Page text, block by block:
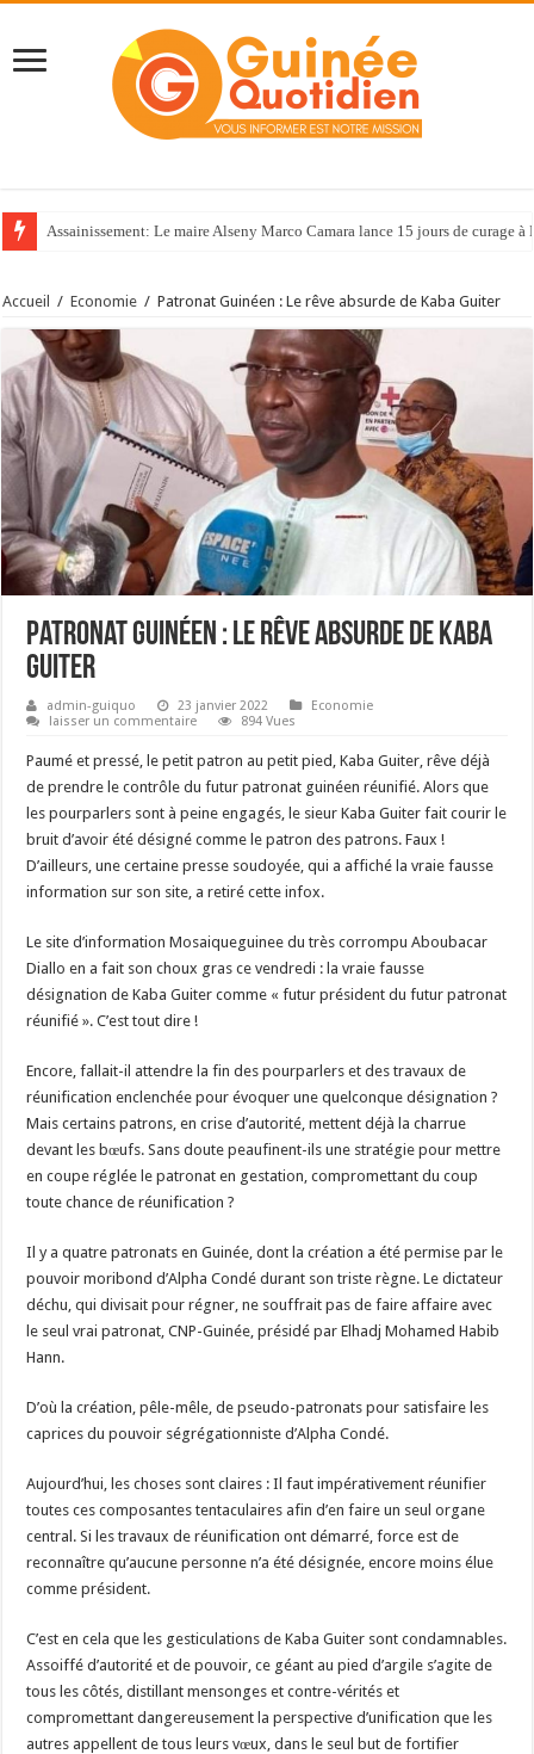
Assainissement: Le maire Alseny Marco Camara lance 15 jours de curage à
Accueil / Economie / Patronat Guinéen : Le rêve absurde de Kaba Guiter
Patronat Guinéen : Le rêve absurde de Kaba
Guiter
admin-guiquo 23 janvier 2022
Economie
laisser un commentaire
894 Vues
Paumé et pressé, le petit patron au petit pied, Kaba Guiter, rêve déjà
de prendre le contrôle du futur patronat guinéen réunifié. Alors que
les pourparlers sont à peine engagés, le sieur Kaba Guiter fait courir le
bruit d’avoir été désigné comme le patron des patrons. Faux !
D’ailleurs, une certaine presse soudoyée, qui a affiché la vraie fausse
information sur son site, a retiré cette infox.
Le site d’information Mosaiqueguinee du très corrompu Aboubacar
Diallo en a fait son choux gras ce vendredi : la vraie fausse
désignation de Kaba Guiter comme « futur président du futur patronat
réunifié ». C’est tout dire !
Encore, fallait-il attendre la fin des pourparlers et des travaux de
réunification enclenchée pour évoquer une quelconque désignation ?
Mais certains patrons, en crise d’autorité, mettent déjà la charrue
devant les bœufs. Sans doute peaufinent-ils une stratégie pour mettre
en coupe réglée le patronat en gestation, compromettant du coup
toute chance de réunification ?
Il y a quatre patronats en Guinée, dont la création a été permise par le
pouvoir moribond d’Alpha Condé durant son triste règne. Le dictateur
déchu, qui divisait pour régner, ne souffrait pas de faire affaire avec
le seul vrai patronat, CNP-Guinée, présidé par Elhadj Mohamed Habib
Hann.
D’où la création, pêle-mêle, de pseudo-patronats pour satisfaire les
caprices du pouvoir ségrégationniste d’Alpha Condé.
Aujourd’hui, les choses sont claires : Il faut impérativement réunifier
toutes ces composantes tentaculaires afin d’en faire un seul organe
central. Si les travaux de réunification ont démarré, force est de
reconnaître qu’aucune personne n’a été désignée, encore moins élue
comme président.
C’est en cela que les gesticulations de Kaba Guiter sont condamnables.
Assoiffé d’autorité et de pouvoir, ce géant au pied d’argile s’agite de
tous les côtés, distillant mensonges et contre-vérités et
compromettant dangereusement la perspective d’unification que les
autres appellent de tous leurs vœux, dans le seul but de fortifier